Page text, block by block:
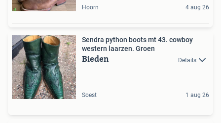
Hoorn 4 aug 26
Sendra python boots mt 43. cowboy
western laarzen. Groen
Bieden Details
Soest 1 aug 26